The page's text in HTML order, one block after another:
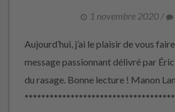
1 novembre 2020 /
Aujourd’hui, j’ai le plaisir de vous
message passionnant délivré par
du rasage. Bonne lecture ! Manon